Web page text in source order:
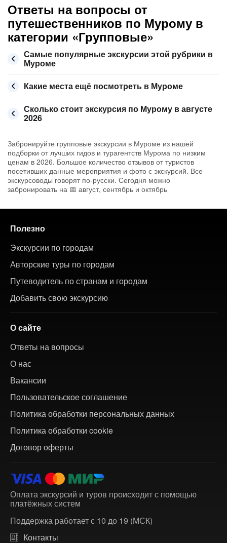
Ответы на вопросы от
путешественников по Мурому в
категории «Групповые»
Самые популярные экскурсии этой рубрики в
Муроме
Какие места ещё посмотреть в Муроме
Сколько стоит экскурсия по Мурому в августе
2026
Забронируйте групповые экскурсии в Муроме из нашей
подборки от лучших гидов и турагентств Мурома по низким
ценам в 2026. Большое количество отзывов от туристов
посетивших данные мероприятия и фото с экскурсий. Все
экскурсоводы говорят по-русски. Сегодня можно
забронировать на 📅 август, сентябрь и октябрь
Полезно
Экскурсии по городам
Авторские туры по городам
Путеводитель по странам и городам
Добавить свою экскурсию
О сайте
Ответы на вопросы
О нас
Вакансии
Пользовательское соглашение
Политика обработки персональных данных
Политика обработки cookie
Договор оферты
Оплата экскурсий и туров происходит с помощью
платёжных систем
Поддержка работает с 10 до 19 (МСК)
Контакты